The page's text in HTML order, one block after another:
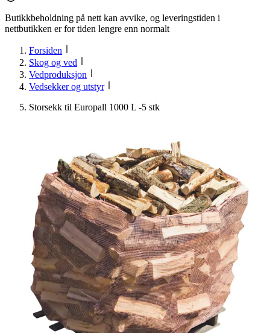
Butikkbeholdning på nett kan avvike, og leveringstiden i
nettbutikken er for tiden lengre enn normalt
Forsiden
Skog og ved
Vedproduksjon
Vedsekker og utstyr
Storsekk til Europall 1000 L -5 stk